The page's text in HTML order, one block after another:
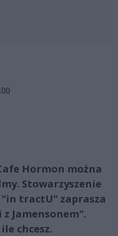
Hormon można
Stowarzyszenie
tractU" zaprasza
Jamensonem".
chcesz.